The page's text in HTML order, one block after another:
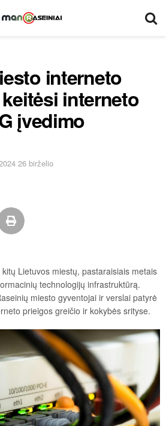
interneto
interneto
įvedimo
26 birželio
Lietuvos miestų, pastaraisiais metais
technologijų infrastruktūrą.
miesto gyventojai ir verslai patyrė
prieigos greičio ir kokybės srityse.